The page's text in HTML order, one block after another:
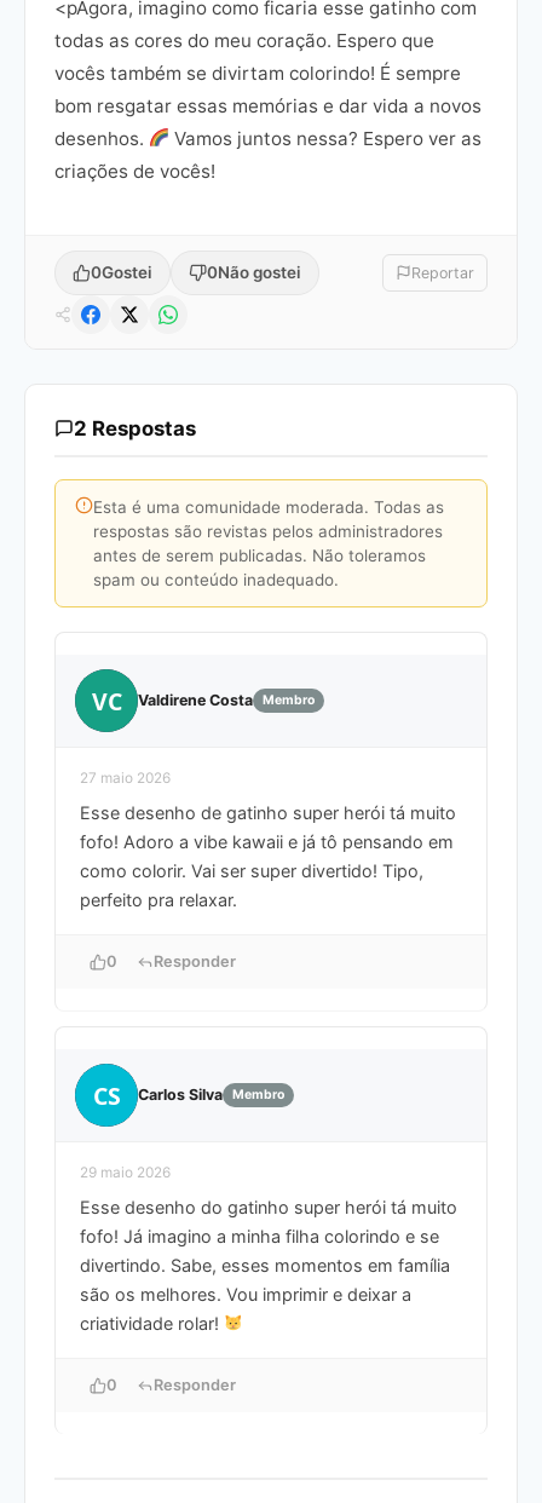
<pAgora, imagino como ficaria esse gatinho com
todas as cores do meu coração. Espero que
vocês também se divirtam colorindo! É sempre
bom resgatar essas memórias e dar vida a novos
desenhos.
Vamos juntos nessa? Espero ver as
criações de vocês!
0Gostei 0Não gostei Reportar
2 Respostas
Esta é uma comunidade moderada. Todas as
respostas são revistas pelos administradores
antes de serem publicadas. Não toleramos
spam ou conteúdo inadequado.
VC Valdirene Costa Membro
27 maio 2026
Esse desenho de gatinho super herói tá muito
fofo! Adoro a vibe kawaii e já tô pensando em
como colorir. Vai ser super divertido! Tipo,
perfeito pra relaxar.
0 Responder
CS Carlos Silva Membro
29 maio 2026
Esse desenho do gatinho super herói tá muito
fofo! Já imagino a minha filha colorindo e se
divertindo. Sabe, esses momentos em família
são os melhores. Vou imprimir e deixar a
criatividade rolar!
0 Responder